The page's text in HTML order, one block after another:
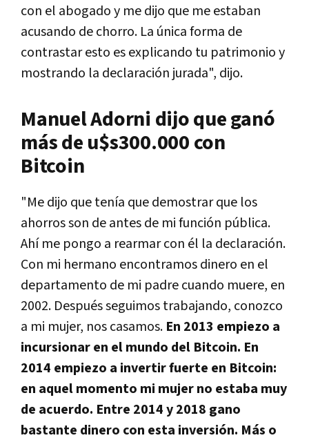
con el abogado y me dijo que me estaban
acusando de chorro. La única forma de
contrastar esto es explicando tu patrimonio y
mostrando la declaración jurada", dijo.
Manuel Adorni dijo que ganó
más de u$s300.000 con
Bitcoin
"Me dijo que tenía que demostrar que los
ahorros son de antes de mi función pública.
Ahí me pongo a rearmar con él la declaración.
Con mi hermano encontramos dinero en el
departamento de mi padre cuando muere, en
2002. Después seguimos trabajando, conozco
a mi mujer, nos casamos. En 2013 empiezo a
incursionar en el mundo del Bitcoin. En
2014 empiezo a invertir fuerte en Bitcoin:
en aquel momento mi mujer no estaba muy
de acuerdo. Entre 2014 y 2018 gano
bastante dinero con esta inversión. Más o